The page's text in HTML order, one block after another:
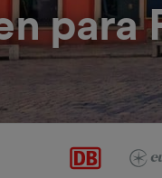
para